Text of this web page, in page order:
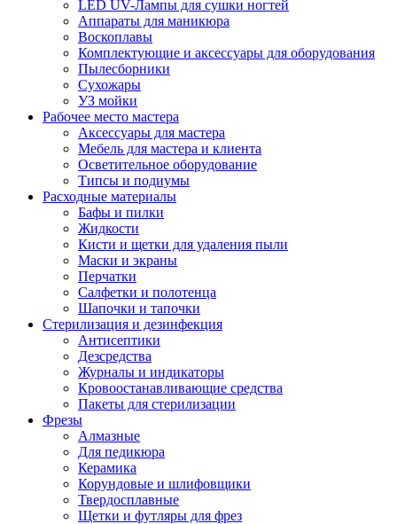
LED UV-Лампы для сушки ногтей
Аппараты для маникюра
Воскоплавы
Комплектующие и аксессуары для оборудования
Пылесборники
Сухожары
УЗ мойки
Рабочее место мастера
Аксессуары для мастера
Мебель для мастера и клиента
Осветительное оборудование
Типсы и подиумы
Расходные материалы
Бафы и пилки
Жидкости
Кисти и щетки для удаления пыли
Маски и экраны
Перчатки
Салфетки и полотенца
Шапочки и тапочки
Стерилизация и дезинфекция
Антисептики
Дезсредства
Журналы и индикаторы
Кровоостанавливающие средства
Пакеты для стерилизации
Фрезы
Алмазные
Для педикюра
Керамика
Корундовые и шлифовщики
Твердосплавные
Щетки и футляры для фрез